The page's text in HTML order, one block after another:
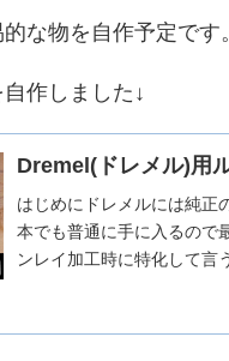
な物を自作予定です。
作しました↓
Dremel(ドレメル)用
はじめにドレメルには純正
本でも普通に手に入るので
ンレイ加工時に特化して言